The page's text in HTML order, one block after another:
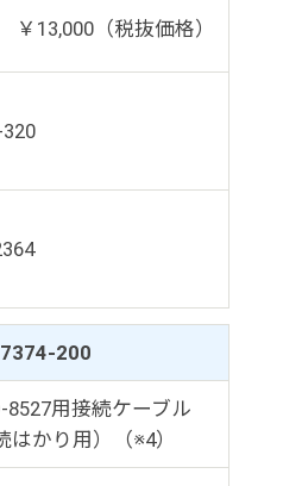
￥13,000（税抜価格）
200
8527用接続ケーブル
はかり用）（※4）